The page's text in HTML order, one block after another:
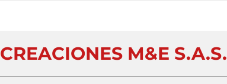
CREACIONES M&E S.A.S.